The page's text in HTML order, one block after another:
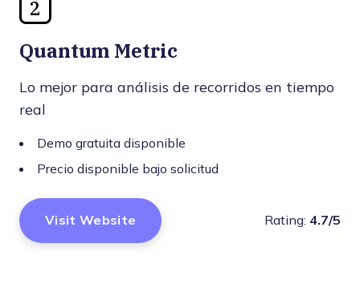
2
Quantum Metric
Lo mejor para análisis de recorridos en tiempo
real
Demo gratuita disponible
Precio disponible bajo solicitud
Visit Website Rating: 4.7/5